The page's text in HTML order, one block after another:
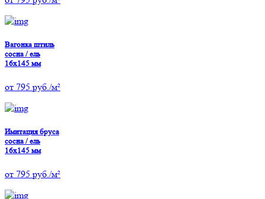
Вагонка штиль
сосна / ель
16х145 мм
от 795 руб./м²
Имитация бруса
сосна / ель
16х145 мм
от 795 руб./м²